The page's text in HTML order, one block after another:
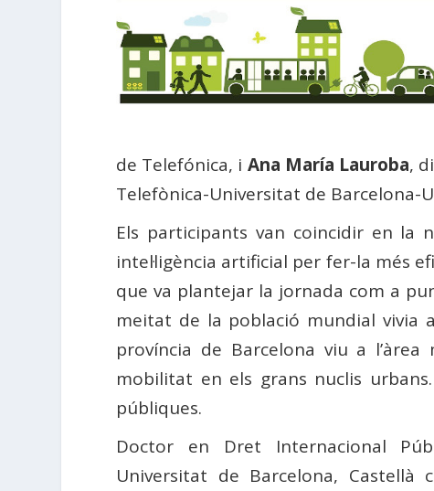
de Telefónica, i Ana María Lauroba,
Telefònica-Universitat de Barcelona-
Els participants van coincidir en la
intel·ligència artificial per fer-la més
que va plantejar la jornada com a
meitat de la població mundial vivia
província de Barcelona viu a
mobilitat en els grans nuclis
públiques.
Doctor en Dret Internacional
Universitat de Barcelona, ​​Castellà